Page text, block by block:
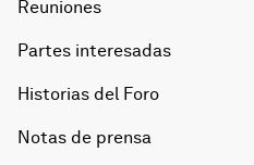
Reuniones
Partes interesadas
Historias del Foro
Notas de prensa